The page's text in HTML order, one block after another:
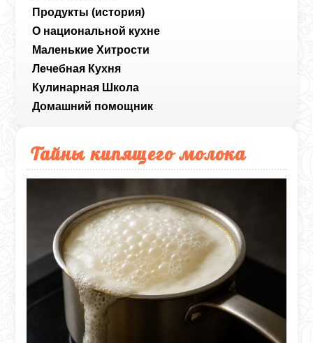
Продукты (история)
О национальной кухне
Маленькие Хитрости
Лечебная Кухня
Кулинарная Школа
Домашний помощник
Тайны кипящего молока